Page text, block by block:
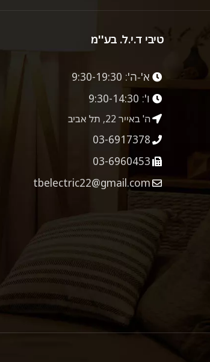
טיבי ד.י.ל. בע''מ
א'-ה': 9:30-19:30
ו': 9:30-14:30
ה' באייר 22, תל אביב
03-6917378
03-6960453
tbelectric22@gmail.com